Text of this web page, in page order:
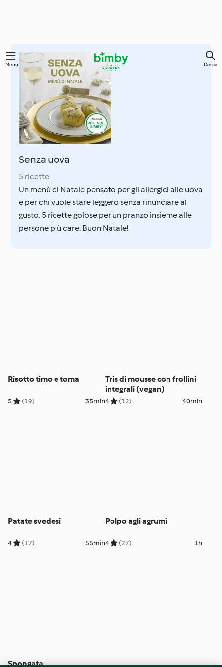
Vai
contenuto
Menu Cerca
Senza uova
5 ricette
Un menù di Natale pensato per gli allergici alle uova
e per chi vuole stare leggero senza rinunciare al
gusto. 5 ricette golose per un pranzo insieme alle
persone più care. Buon Natale!
Risotto timo e toma
5 (19) 35min
Tris di mousse con frollini
integrali (vegan)
4 (12) 40min
Patate svedesi
4 (17) 55min
Polpo agli agrumi
4 (27) 1h
Spongata